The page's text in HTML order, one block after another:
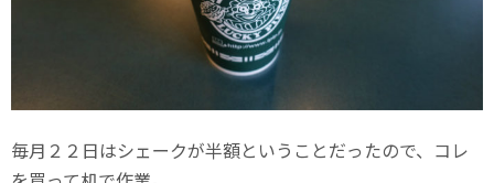
毎月２２日はシェークが半額ということだったので、コレ